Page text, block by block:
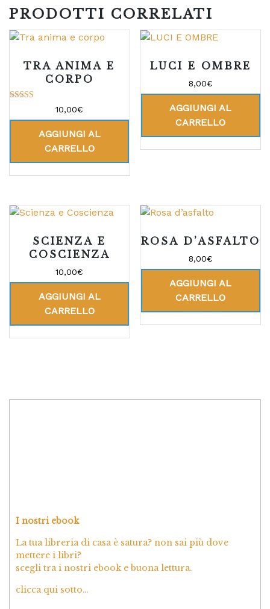
PRODOTTI CORRELATI
TRA ANIMA E
CORPO
su 5
10,00€
AGGIUNGI AL
CARRELLO
LUCI E OMBRE
8,00€
AGGIUNGI AL
CARRELLO
SCIENZA E
COSCIENZA
10,00€
AGGIUNGI AL
CARRELLO
ROSA D’ASFALTO
8,00€
AGGIUNGI AL
CARRELLO
I nostri ebook
La tua libreria di casa è satura? non sai più dove
mettere i libri?
scegli tra i nostri ebook e buona lettura.
clicca qui sotto…